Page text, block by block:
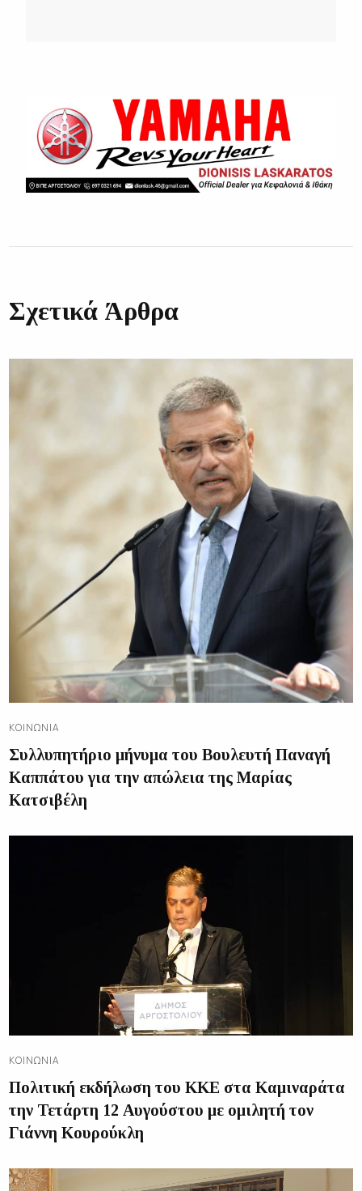
Σχετικά Άρθρα
ΚΟΙΝΩΝΊΑ
Συλλυπητήριο μήνυμα του Βουλευτή Παναγή
Καππάτου για την απώλεια της Μαρίας
Κατσιβέλη
ΚΟΙΝΩΝΊΑ
Πολιτική εκδήλωση του ΚΚΕ στα Καμιναράτα
την Τετάρτη 12 Αυγούστου με ομιλητή τον
Γιάννη Κουρούκλη